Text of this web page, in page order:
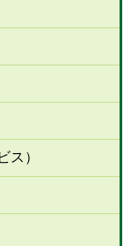
ス）